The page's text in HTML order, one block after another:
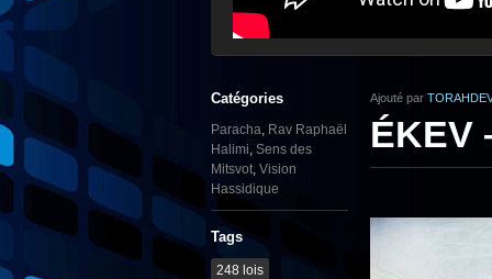
Catégories
Paracha, Rav Raphaël
Halimi, Sens des
Mitsvot, Vision
Hassidique
Tags
248 lois
Ajouté par
ÉKEV